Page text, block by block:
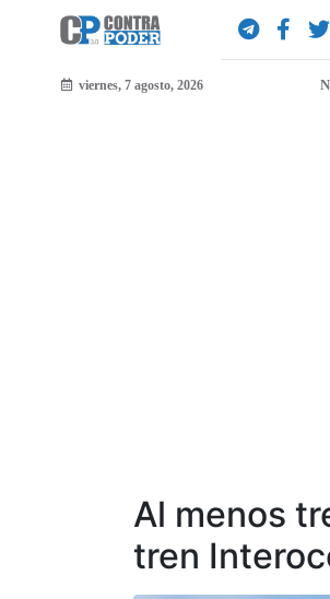
viernes, 7 agosto, 2026
Al menos
tren